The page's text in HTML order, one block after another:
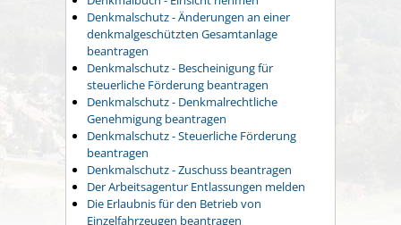
Denkmalschutz - Änderungen an einer
denkmalgeschützten Gesamtanlage
beantragen
Denkmalschutz - Bescheinigung für
steuerliche Förderung beantragen
Denkmalschutz - Denkmalrechtliche
Genehmigung beantragen
Denkmalschutz - Steuerliche Förderung
beantragen
Denkmalschutz - Zuschuss beantragen
Der Arbeitsagentur Entlassungen melden
Die Erlaubnis für den Betrieb von
Einzelfahrzeugen beantragen